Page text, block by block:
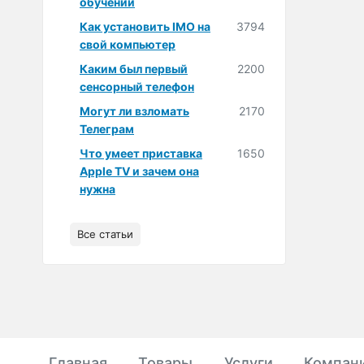
Как установить IMO на
свой компьютер
3794
Каким был первый
сенсорный телефон
2200
Могут ли взломать
Телеграм
2170
Что умеет приставка
Apple TV и зачем она
нужна
1650
Все статьи